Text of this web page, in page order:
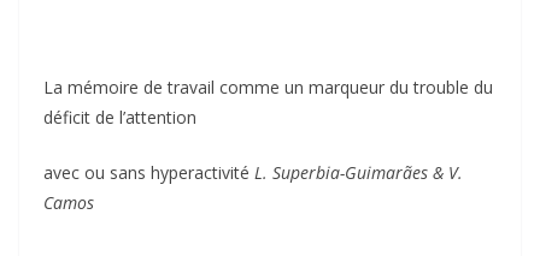
La mémoire de travail comme un marqueur du trouble du
déficit de l’attention
avec ou sans hyperactivité L. Superbia-Guimarães & V.
Camos